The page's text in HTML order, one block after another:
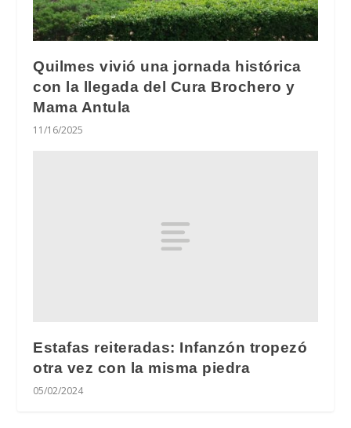
Quilmes vivió una jornada histórica
con la llegada del Cura Brochero y
Mama Antula
11/16/2025
Estafas reiteradas: Infanzón tropezó
otra vez con la misma piedra
05/02/2024